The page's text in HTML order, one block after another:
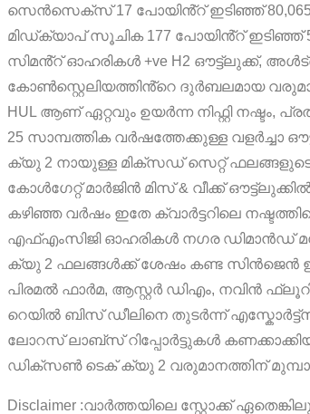
സെൻസെക്‌സ് 17 പോയിൻ്റ് ഇടിഞ്ഞ് 80,065ലും
മിഡ്‌ക്യാപ് സൂചിക 177 പോയിൻ്റ് ഇടിഞ്ഞ്
സിമൻ്റ് ഓഹരികൾ +ve H2 ഔട്ട്‌ലുക്ക്,
കോൺസ്റ്റെലിയത്തിൻ്റെ ദുർബലമായ
HUL ആണ് ഏറ്റവും ഉയർന്ന നിഫ്റ്റി നഷ്ടം,
25 സാമ്പത്തിക വർഷത്തേക്കുള്ള
ക്യു 2 നായുള്ള മിക്‌സഡ് സെറ്റ് ഫലങ്ങളുടെ
കോൾഗേറ്റ് മാർജിൻ മിസ് & വീക്ക്
കഴിഞ്ഞ വർഷം ഇതേ ക്വാർട്ടറിലെ
എഫ്എംസിജി ഓഹരികൾ നഗര ഡിമാൻഡ്
ക്യു 2 ഫലങ്ങൾക്ക് ശേഷം കണ്ട സിൻജെൻ
പിരമൽ ഫാർമ, ആസ്റ്റർ ഡിഎം, നവിൻ
റെയിൽ ബിസ് ഡീലിനെ തുടർന്ന്
ലോറസ് ലാബ്സ് റിപ്പോർട്ടുകൾ കണക്കാക്കിയ
ഡിക്സൺ ടെക് ക്യു 2 വരുമാനത്തിന്
Disclaimer :വാർത്തയിലെ സ്റ്റോക്ക്